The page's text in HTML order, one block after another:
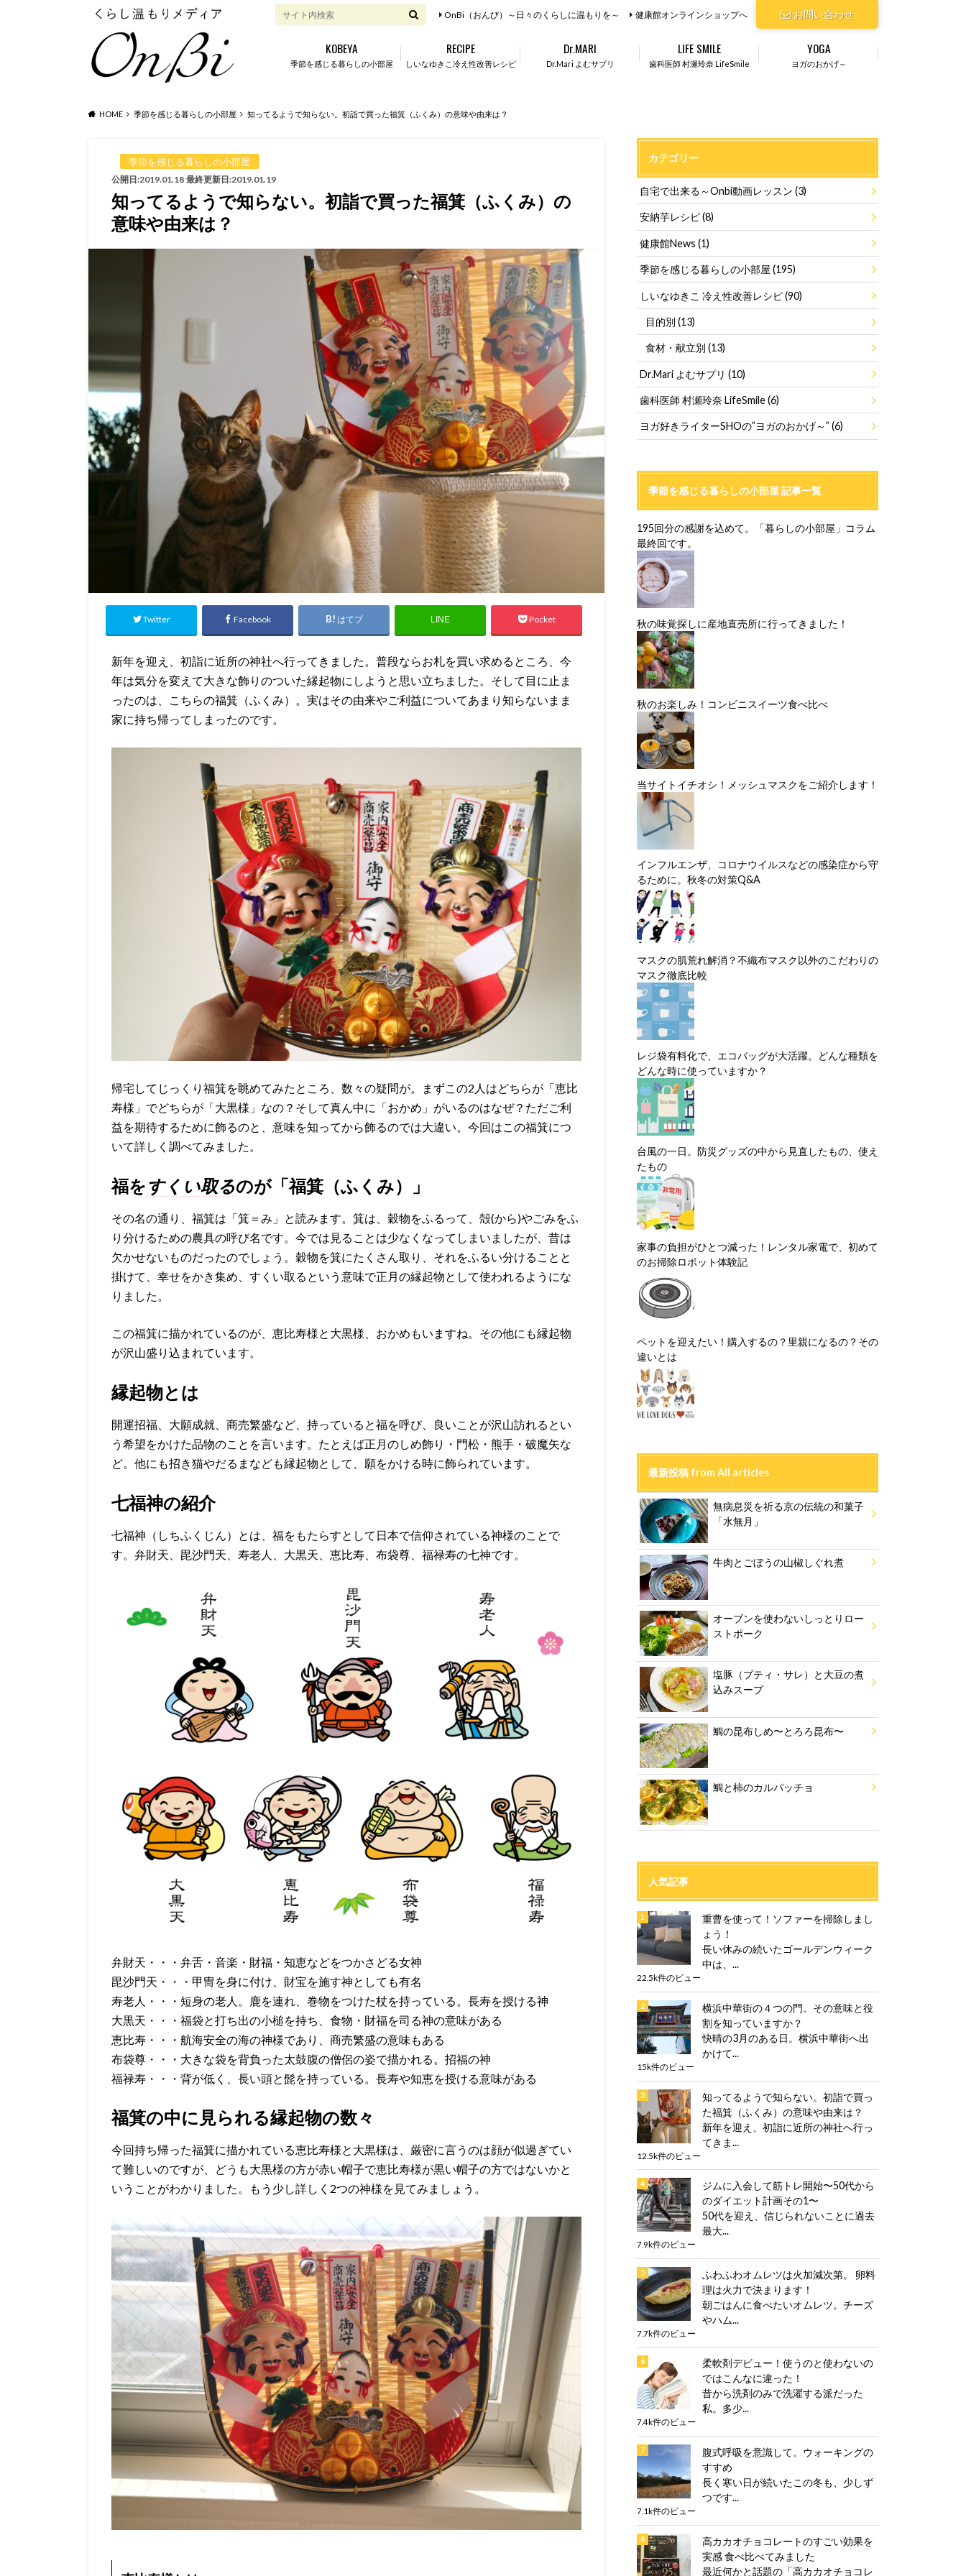
お問い合わせ
OnBi（おんび）～日々のくらしに温もりを～ 健康館オンラインショップへ
季節を感じる暮らしの小部屋
KOBEYA
しいなゆきこ冷え性改善レシピ
RECIPE
Dr.Mari よむサプリ
Dr.MARI
歯科医師 村瀬玲奈 LifeSmile
LIFE SMILE
ヨガのおかげ～
YOGA
HOME 季節を感じる暮らしの小部屋 知ってるようで知らない。初詣で買った福箕（ふくみ）の意味や由来は？
季節を感じる暮らしの小部屋
公開日:2019.01.18 最終更新日:2019.01.19
知ってるようで知らない。初詣で買った福箕（ふくみ）の
意味や由来は？
Twitter Facebook はてブ LINE Pocket
新年を迎え、初詣に近所の神社へ行ってきました。普段ならお札を買い求めるところ、今
年は気分を変えて大きな飾りのついた縁起物にしようと思い立ちました。そして目に止ま
ったのは、こちらの福箕（ふくみ）。実はその由来やご利益についてあまり知らないまま
家に持ち帰ってしまったのです。
帰宅してじっくり福箕を眺めてみたところ、数々の疑問が。まずこの2人はどちらが「恵比
寿様」でどちらが「大黒様」なの？そして真ん中に「おかめ」がいるのはなぜ？ただご利
益を期待するために飾るのと、意味を知ってから飾るのでは大違い。今回はこの福箕につ
いて詳しく調べてみました。
福をすくい取るのが「福箕（ふくみ）」
その名の通り、福箕は「箕＝み」と読みます。箕は、穀物をふるって、殻(から)やごみをふ
り分けるための農具の呼び名です。今では見ることは少なくなってしまいましたが、昔は
欠かせないものだったのでしょう。穀物を箕にたくさん取り、それをふるい分けることと
掛けて、幸せをかき集め、すくい取るという意味で正月の縁起物として使われるようにな
りました。
この福箕に描かれているのが、恵比寿様と大黒様、おかめもいますね。その他にも縁起物
が沢山盛り込まれています。
縁起物とは
開運招福、大願成就、商売繁盛など、持っていると福を呼び、良いことが沢山訪れるとい
う希望をかけた品物のことを言います。たとえば正月のしめ飾り・門松・熊手・破魔矢な
ど。他にも招き猫やだるまなども縁起物として、願をかける時に飾られています。
七福神の紹介
七福神（しちふくじん）とは、福をもたらすとして日本で信仰されている神様のことで
す。弁財天、毘沙門天、寿老人、大黒天、恵比寿、布袋尊、福禄寿の七神です。
弁財天・・・弁舌・音楽・財福・知恵などをつかさどる女神
毘沙門天・・・甲冑を身に付け、財宝を施す神としても有名
寿老人・・・短身の老人。鹿を連れ、巻物をつけた杖を持っている。長寿を授ける神
大黒天・・・福袋と打ち出の小槌を持ち、食物・財福を司る神の意味がある
恵比寿・・・航海安全の海の神様であり、商売繁盛の意味もある
布袋尊・・・大きな袋を背負った太鼓腹の僧侶の姿で描かれる。招福の神
福禄寿・・・背が低く、長い頭と髭を持っている。長寿や知恵を授ける意味がある
福箕の中に見られる縁起物の数々
今回持ち帰った福箕に描かれている恵比寿様と大黒様は、厳密に言うのは顔が似過ぎてい
て難しいのですが、どうも大黒様の方が赤い帽子で恵比寿様が黒い帽子の方ではないかと
いうことがわかりました。もう少し詳しく2つの神様を見てみましょう。
カテゴリー
自宅で出来る～Onbi動画レッスン(3)
安納芋レシピ(8)
健康館News(1)
季節を感じる暮らしの小部屋(195)
しいなゆきこ 冷え性改善レシピ(90)
目的別 (13)
食材・献立別 (13)
Dr.Mari よむサプリ(10)
歯科医師 村瀬玲奈 LifeSmile(6)
ヨガ好きライターSHOの”ヨガのおかげ～”(6)
季節を感じる暮らしの小部屋 記事一覧
195回分の感謝を込めて。「暮らしの小部屋」コラム
最終回です。
秋の味覚探しに産地直売所に行ってきました！
秋のお楽しみ！コンビニスイーツ食べ比べ
当サイトイチオシ！メッシュマスクをご紹介します！
インフルエンザ、コロナウイルスなどの感染症から守
るために。秋冬の対策Q&A
マスクの肌荒れ解消？不織布マスク以外のこだわりの
マスク徹底比較
レジ袋有料化で、エコバッグが大活躍。どんな種類を
どんな時に使っていますか？
台風の一日。防災グッズの中から見直したもの、使え
たもの
家事の負担がひとつ減った！レンタル家電で、初めて
のお掃除ロボット体験記
ペットを迎えたい！購入するの？里親になるの？その
違いとは
最新投稿 from All articles
無病息災を祈る京の伝統の和菓子
「水無月」
牛肉とごぼうの山椒しぐれ煮
オーブンを使わないしっとりロー
ストポーク
塩豚（プティ・サレ）と大豆の煮
込みスープ
鯛の昆布しめ〜とろろ昆布〜
鯛と柿のカルパッチョ
人気記事
重曹を使って！ソファーを掃除しまし
ょう！
長い休みの続いたゴールデンウィーク
中は、...
22.5k件のビュー
横浜中華街の４つの門。その意味と役
割を知っていますか？
快晴の3月のある日。横浜中華街へ出
かけて...
15k件のビュー
知ってるようで知らない。初詣で買っ
た福箕（ふくみ）の意味や由来は？
新年を迎え、初詣に近所の神社へ行っ
てきま...
12.5k件のビュー
ジムに入会して筋トレ開始〜50代から
のダイエット計画その1〜
50代を迎え、信じられないことに過去
最大...
7.9k件のビュー
ふわふわオムレツは火加減次第。 卵料
理は火力で決まります！
朝ごはんに食べたいオムレツ。チーズ
やハム...
7.7k件のビュー
柔軟剤デビュー！使うのと使わないの
ではこんなに違った！
昔から洗剤のみで洗濯する派だった
私。多少...
7.4k件のビュー
腹式呼吸を意識して。ウォーキングの
すすめ
長く寒い日が続いたこの冬も、少しず
つです...
7.1k件のビュー
高カカオチョコレートのすごい効果を
実感 食べ比べてみました
最近何かと話題の「高カカオチョコレ